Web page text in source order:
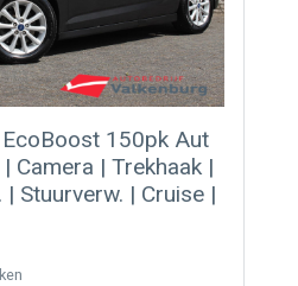
150pk Aut
Camera | Trekhaak |
| Stuurverw. | Cruise |